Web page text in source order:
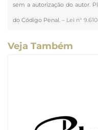
sem a autorização do autor.
do Código Penal. – Lei n°
Veja Também